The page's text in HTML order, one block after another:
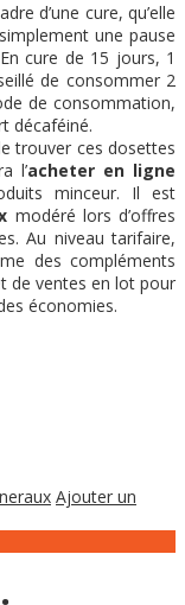
d’une cure, qu’elle
une pause
cure de 15 jours, 1
de consommer 2
de consommation,
décaféiné.
trouver ces dosettes
l’acheter en ligne
minceur. Il est
modéré lors d’offres
Au niveau tarifaire,
des compléments
de ventes en lot pour
économies.
Ajouter un